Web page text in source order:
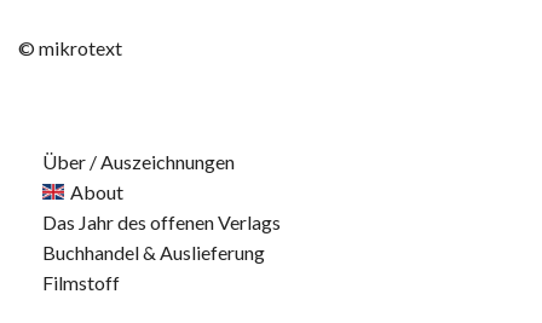
© mikrotext
Über / Auszeichnungen
About
Das Jahr des offenen Verlags
Buchhandel & Auslieferung
Filmstoff